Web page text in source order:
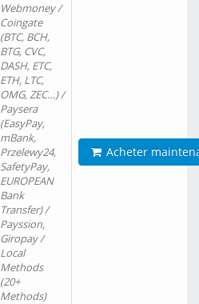
Webmoney /
Coingate
(BTC, BCH,
BTG, CVC,
DASH, ETC,
ETH, LTC,
OMG, ZEC…) /
Paysera
(EasyPay,
mBank,
Przelewy24,
SafetyPay,
EUROPEAN
Bank
Transfer) /
Payssion,
Giropay /
Local
Methods
(20+
Methods)
Acheter